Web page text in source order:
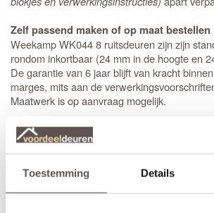
Toestemming Details
Zelf passend maken of op maat bestellen
Weekamp WK044 8 ruitsdeuren zijn zijn
rondom inkortbaar (24 mm in de hoogte en
De garantie van 6 jaar blijft van kracht
marges, mits aan de
Maatwerk is op aanvraag mogelijk.
Thuisbezorgd in 21 werkdagen
Extra bewerkingen toevoegen
Op bestelling kan Weekamp kan een